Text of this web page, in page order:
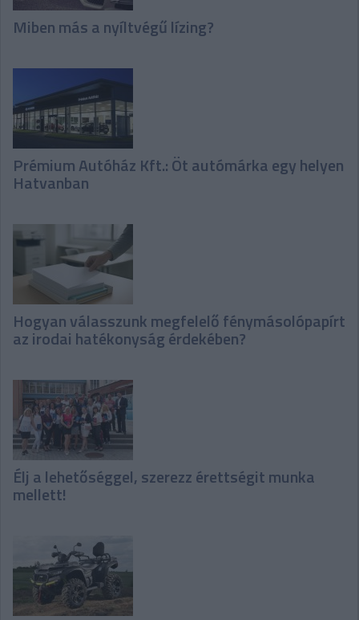
Miben más a nyíltvégű lízing?
Prémium Autóház Kft.: Öt autómárka egy helyen
Hatvanban
Hogyan válasszunk megfelelő fénymásolópapírt
az irodai hatékonyság érdekében?
Élj a lehetőséggel, szerezz érettségit munka
mellett!